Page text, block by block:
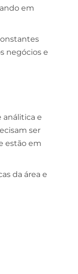
em
negócios e
análitica e
ser
estão em
da área e